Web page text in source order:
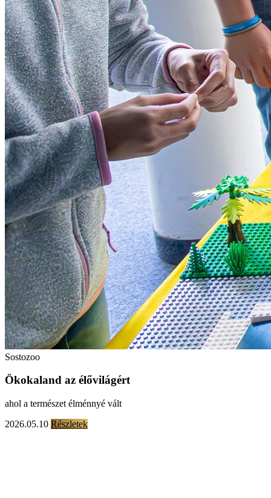
Sostozoo
Ökokaland az élővilágért
ahol a természet élménnyé vált
2026.05.10 Részletek